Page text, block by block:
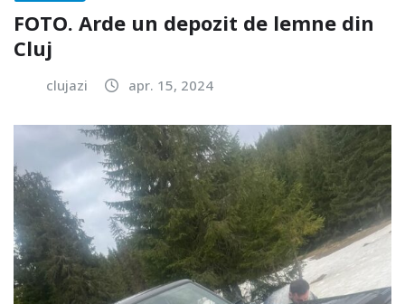
FOTO. Arde un depozit de lemne din
Cluj
clujazi apr. 15, 2024